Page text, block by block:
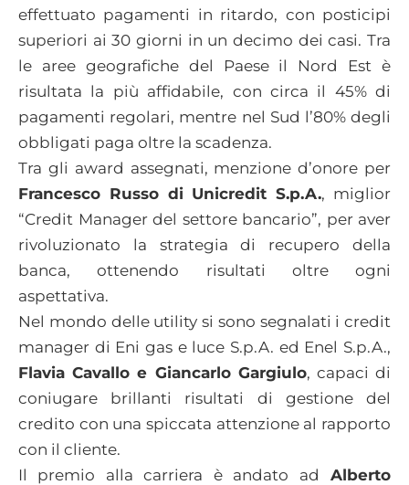
effettuato pagamenti in ritardo, con posticipi
superiori ai 30 giorni in un decimo dei casi. Tra
le aree geografiche del Paese il Nord Est è
risultata la più affidabile, con circa il 45% di
pagamenti regolari, mentre nel Sud l’80% degli
obbligati paga oltre la scadenza.
Tra gli award assegnati, menzione d’onore per
Francesco Russo di Unicredit S.p.A., miglior
“Credit Manager del settore bancario”, per aver
rivoluzionato la strategia di recupero della
banca, ottenendo risultati oltre ogni
aspettativa.
Nel mondo delle utility si sono segnalati i credit
manager di Eni gas e luce S.p.A. ed Enel S.p.A.,
Flavia Cavallo e Giancarlo Gargiulo, capaci di
coniugare brillanti risultati di gestione del
credito con una spiccata attenzione al rapporto
con il cliente.
Il premio alla carriera è andato ad Alberto